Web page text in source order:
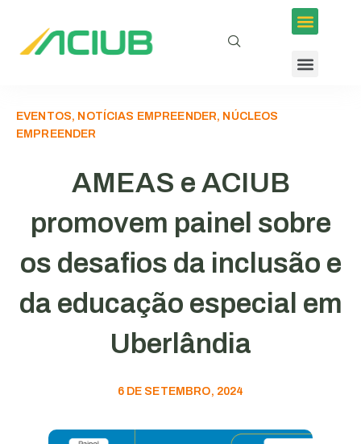
EVENTOS, NOTÍCIAS EMPREENDER, NÚCLEOS
EMPREENDER
AMEAS e ACIUB
promovem painel sobre
os desafios da inclusão e
da educação especial em
Uberlândia
6 DE SETEMBRO, 2024